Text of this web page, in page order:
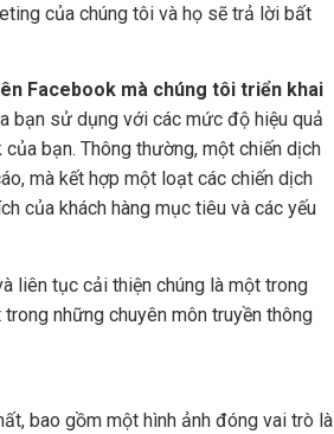
của chúng tôi và họ sẽ trả lời bất
Facebook mà chúng tôi triển khai
bạn sử dụng với các mức độ hiệu quả
bạn. Thông thường, một chiến dịch
mà kết hợp một loạt các chiến dịch
của khách hàng mục tiêu và các yếu
liên tục cải thiện chúng là một trong
những chuyên môn truyền thông
bao gồm một hình ảnh đóng vai trò là